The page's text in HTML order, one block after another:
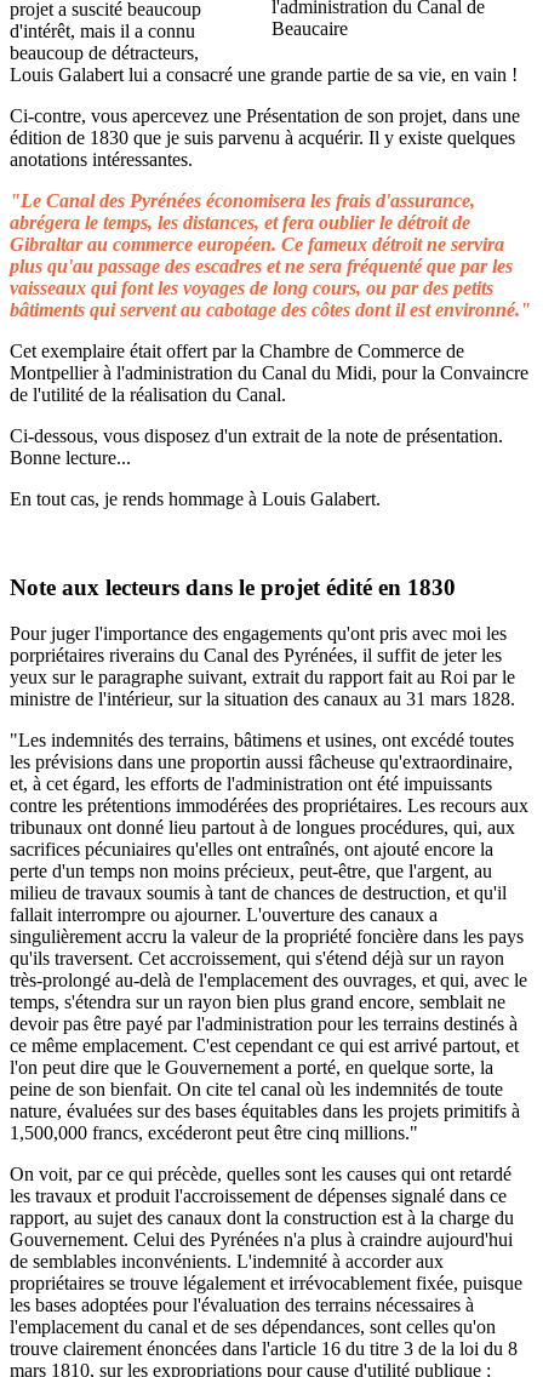
projet a suscité beaucoup
d'intérêt, mais il a connu
beaucoup de détracteurs,
Louis Galabert lui a consacré une grande partie de sa vie, en vain !
Ci-contre, vous apercevez une Présentation de son projet, dans une
édition de 1830 que je suis parvenu à acquérir. Il y existe quelques
anotations intéressantes.
"Le Canal des Pyrénées économisera les frais d'assurance,
abrégera le temps, les distances, et fera oublier le détroit de
Gibraltar au commerce européen. Ce fameux détroit ne servira
plus qu'au passage des escadres et ne sera fréquenté que par les
vaisseaux qui font les voyages de long cours, ou par des petits
bâtiments qui servent au cabotage des côtes dont il est environné."
Cet exemplaire était offert par la Chambre de Commerce de
Montpellier à l'administration du Canal du Midi, pour la Convaincre
de l'utilité de la réalisation du Canal.
Ci-dessous, vous disposez d'un extrait de la note de présentation.
Bonne lecture...
En tout cas, je rends hommage à Louis Galabert.
Note aux lecteurs dans le projet édité en 1830
Pour juger l'importance des engagements qu'ont pris avec moi les
porpriétaires riverains du Canal des Pyrénées, il suffit de jeter les
yeux sur le paragraphe suivant, extrait du rapport fait au Roi par le
ministre de l'intérieur, sur la situation des canaux au 31 mars 1828.
"Les indemnités des terrains, bâtimens et usines, ont excédé toutes
les prévisions dans une proportin aussi fâcheuse qu'extraordinaire,
et, à cet égard, les efforts de l'administration ont été impuissants
contre les prétentions immodérées des propriétaires. Les recours aux
tribunaux ont donné lieu partout à de longues procédures, qui, aux
sacrifices pécuniaires qu'elles ont entraînés, ont ajouté encore la
perte d'un temps non moins précieux, peut-être, que l'argent, au
milieu de travaux soumis à tant de chances de destruction, et qu'il
fallait interrompre ou ajourner. L'ouverture des canaux a
singulièrement accru la valeur de la propriété foncière dans les pays
qu'ils traversent. Cet accroissement, qui s'étend déjà sur un rayon
très-prolongé au-delà de l'emplacement des ouvrages, et qui, avec le
temps, s'étendra sur un rayon bien plus grand encore, semblait ne
devoir pas être payé par l'administration pour les terrains destinés à
ce même emplacement. C'est cependant ce qui est arrivé partout, et
l'on peut dire que le Gouvernement a porté, en quelque sorte, la
peine de son bienfait. On cite tel canal où les indemnités de toute
nature, évaluées sur des bases équitables dans les projets primitifs à
1,500,000 francs, excéderont peut être cinq millions."
On voit, par ce qui précède, quelles sont les causes qui ont retardé
les travaux et produit l'accroissement de dépenses signalé dans ce
rapport, au sujet des canaux dont la construction est à la charge du
Gouvernement. Celui des Pyrénées n'a plus à craindre aujourd'hui
de semblables inconvénients. L'indemnité à accorder aux
propriétaires se trouve légalement et irrévocablement fixée, puisque
les bases adoptées pour l'évaluation des terrains nécessaires à
l'emplacement du canal et de ses dépendances, sont celles qu'on
trouve clairement énoncées dans l'article 16 du titre 3 de la loi du 8
mars 1810, sur les expropriations pour cause d'utilité publique ;